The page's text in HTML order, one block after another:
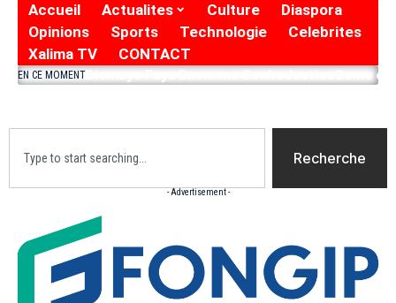
Accueil Actualites Culture
Diaspora
Opinions
Sports Technologie
Celebrites
Xalima TV
CONTACT
EN CE MOMENTDiomaye FayeOusmane SonkoJustice2eme
Recherche
- Advertisement -